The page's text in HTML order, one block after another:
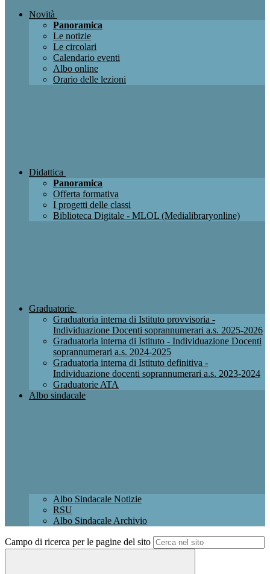
Novità
Panoramica
Le notizie
Le circolari
Calendario eventi
Albo online
Orario delle lezioni
Didattica
Panoramica
Offerta formativa
I progetti delle classi
Biblioteca Digitale - MLOL (Medialibraryonline)
Graduatorie
Graduatoria interna di Istituto provvisoria -
Individuazione Docenti soprannumerari a.s. 2025-2026
Graduatoria interna di Istituto - Individuazione Docenti
soprannumerari a.s. 2024-2025
Graduatoria interna di Istituto definitiva -
Individuazione docenti soprannumerari a.s. 2023-2024
Graduatorie ATA
Albo sindacale
Albo Sindacale Notizie
RSU
Albo Sindacale Archivio
Campo di ricerca per le pagine del sito